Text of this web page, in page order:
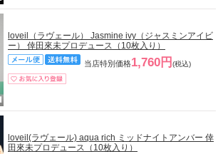
loveil（ラヴェール） Jasmine ivy（ジャスミンアイビ
ー） 倖田來未プロデュース（10枚入り）
当店特別価格1,760円 (税込)
loveil(ラヴェール) aqua rich ミッドナイトアンバー 倖
田來未プロデュース（10枚入り）